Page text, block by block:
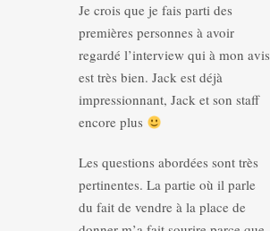
Je crois que je fais parti des
premières personnes à avoir
regardé l’interview qui à mon avis
est très bien. Jack est déjà
impressionnant, Jack et son staff
encore plus
Les questions abordées sont très
pertinentes. La partie où il parle
du fait de vendre à la place de